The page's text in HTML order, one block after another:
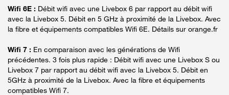
Wifi 6E : Débit wifi avec une Livebox 6 par rapport au débit wifi
avec la Livebox 5. Débit en 5 GHz à proximité de la Livebox. Avec
la fibre et équipements compatibles Wifi 6E. Détails sur orange.fr
Wifi 7 : En comparaison avec les générations de Wifi
précédentes. 3 fois plus rapide : Débit wifi avec une Livebox S ou
Livebox 7 par rapport au débit wifi avec la Livebox 5. Débit en
5GHz à proximité de la Livebox. Avec la fibre et équipements
compatibles Wifi 7.